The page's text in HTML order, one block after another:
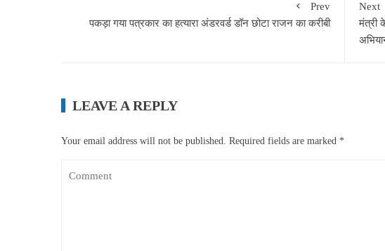
Prev
पकड़ा गया पत्रकार का हत्यारा अंडरवर्ड डॉन छोटा राजन का करीबी
Next
मंत्री
LEAVE A REPLY
Your email address will not be published. Required fields are marked *